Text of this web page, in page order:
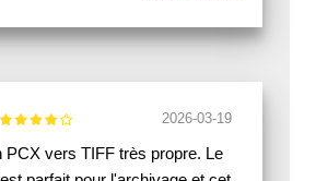
2026-03-19
PCX vers TIFF très propre. Le